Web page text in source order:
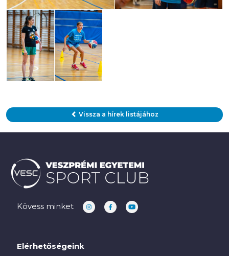
Vissza a hírek listájához
Kövess minket
Elérhetőségeink